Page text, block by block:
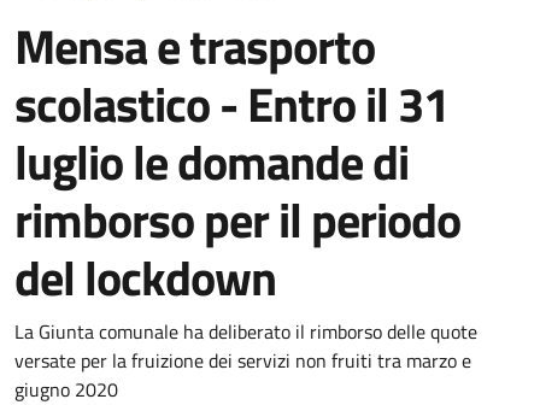
Mensa e trasporto
scolastico - Entro il 31
luglio le domande di
rimborso per il periodo
del lockdown
Dettagli della notizia
La Giunta comunale ha deliberato il rimborso delle quote
versate per la fruizione dei servizi non fruiti tra marzo e
giugno 2020